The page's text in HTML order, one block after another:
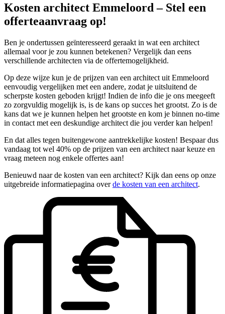
Kosten architect Emmeloord – Stel een
offerteaanvraag op!
Ben je ondertussen geïnteresseerd geraakt in wat een architect
allemaal voor je zou kunnen betekenen? Vergelijk dan eens
verschillende architecten via de offertemogelijkheid.
Op deze wijze kun je de prijzen van een architect uit Emmeloord
eenvoudig vergelijken met een andere, zodat je uitsluitend de
scherpste kosten geboden krijgt! Indien de info die je ons meegeeft
zo zorgvuldig mogelijk is, is de kans op succes het grootst. Zo is de
kans dat we je kunnen helpen het grootste en kom je binnen no-time
in contact met een deskundige architect die jou verder kan helpen!
En dat alles tegen buitengewone aantrekkelijke kosten! Bespaar dus
vandaag tot wel 40% op de prijzen van een architect naar keuze en
vraag meteen nog enkele offertes aan!
Benieuwd naar de kosten van een architect? Kijk dan eens op onze
uitgebreide informatiepagina overde kosten van een architect.